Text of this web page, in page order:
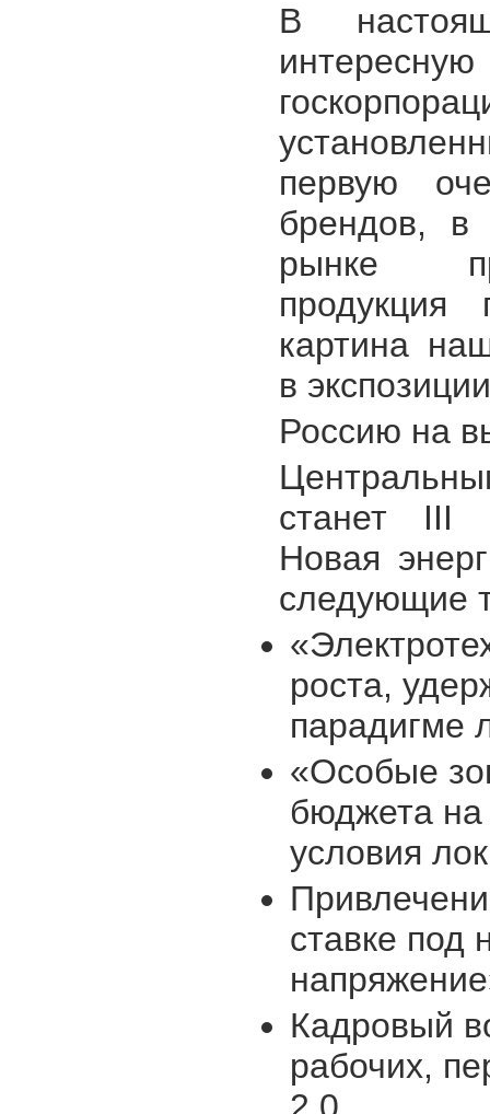
В
первую
брендов, в
рынке
продукция
картина
в
Россию на
станет III
Новая
следующие
роста,
парадигме
«Особые
бюджета на
условия
ставке под
Кадровый
рабочих,